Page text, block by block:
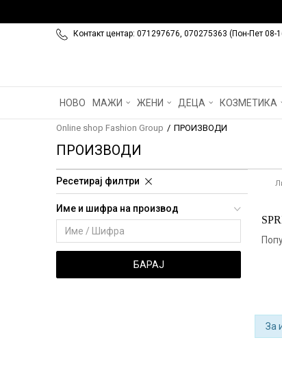
Контакт центар: 071297676, 070275363 (Пон-Пет 08-
НОВО МАЖИ ЖЕНИ ДЕЦА КОЗМЕТИКА
Online shop Fashion Group ПРОИЗВОДИ
ПРОИЗВОДИ
Ресетирај филтри
Име и шифра на производ
БАРАЈ
За